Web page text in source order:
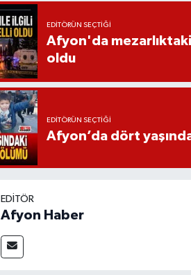
EDITÖRÜN SEÇTIĞI
Afyon'da
oldu
EDITÖRÜN SEÇTIĞI
Afyon’da dört
EDITÖR
Afyon Haber